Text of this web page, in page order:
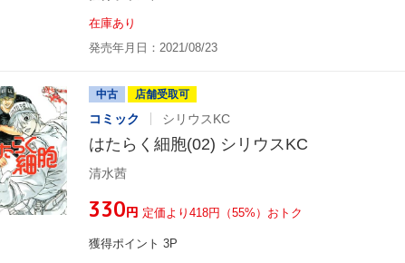
在庫あり
発売年月日：2021/08/23
中古 店舗受取可
コミック シリウスKC
はたらく細胞(02) シリウスKC
清水茜
¥330円 定価より418円（55%）おトク
獲得ポイント 3P